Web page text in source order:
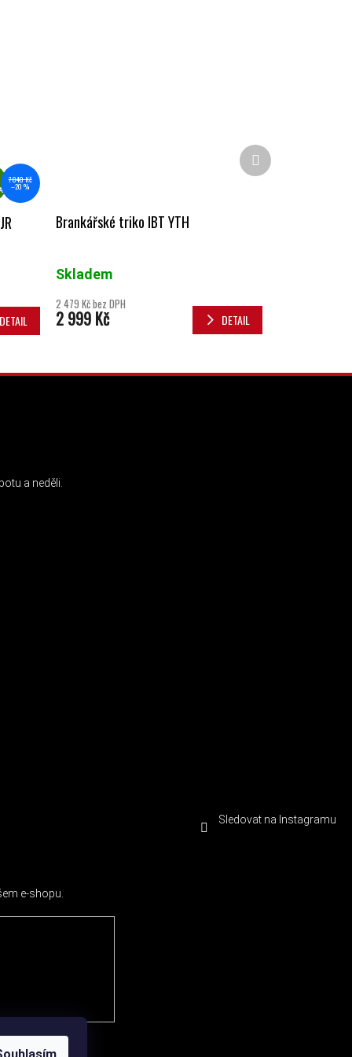
7 840 Kč
–20 %
DETAIL
Brankářské triko IBT YTH
Skladem
2 479 Kč bez DPH
2 999 Kč DETAIL
Další produkt
a neděli.
Sledovat na Instagramu
e-shopu.